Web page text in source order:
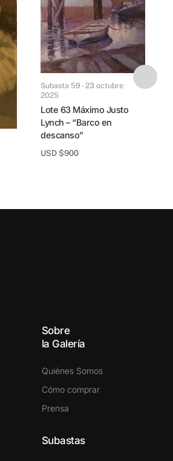
Subasta 59 - 23 octubre
2025
Lote 63 Máximo Justo
Lynch – “Barco en
descanso”
USD $900
Sobre
la Galería
Quiénes Somos
Cómo comprar
Prensa
Subastas